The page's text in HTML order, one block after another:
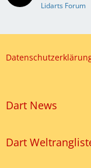
Lidarts Forum
Dart News
Dart